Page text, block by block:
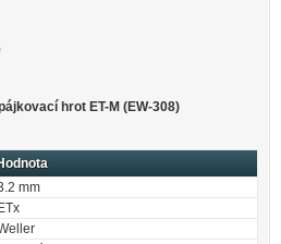
hrot ET-M (EW-308)
mm